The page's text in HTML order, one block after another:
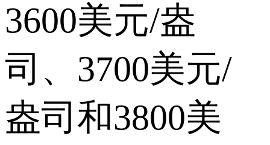
3600美元/盎
司、3700美元/
盎司和3800美